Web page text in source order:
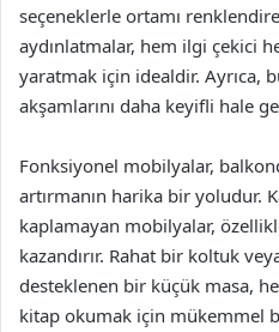
seçeneklerle ortamı
aydınlatmalar, hem ilgi çekici
yaratmak için idealdir. Ayrıca,
akşamlarını daha keyifli hale
Fonksiyonel mobilyalar,
artırmanın harika bir yoludur.
kaplamayan mobilyalar,
kazandırır. Rahat bir koltuk
desteklenen bir küçük masa,
kitap okumak için mükemmel